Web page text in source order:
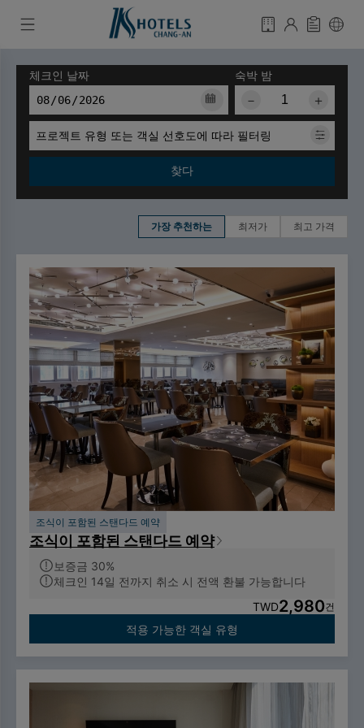
체크인 날짜
숙박 밤
－
＋
프로젝트 유형 또는 객실 선호도에 따라 필터링
찾다
가장 추천하는 최저가 최고 가격
조식이 포함된 스탠다드 예약
조식이 포함된 스탠다드 예약
보증금 30%
체크인 14일 전까지 취소 시 전액 환불 가능합니다
TWD2,980건
적용 가능한 객실 유형